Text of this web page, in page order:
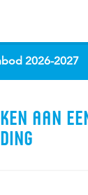
2026-2027
AAN